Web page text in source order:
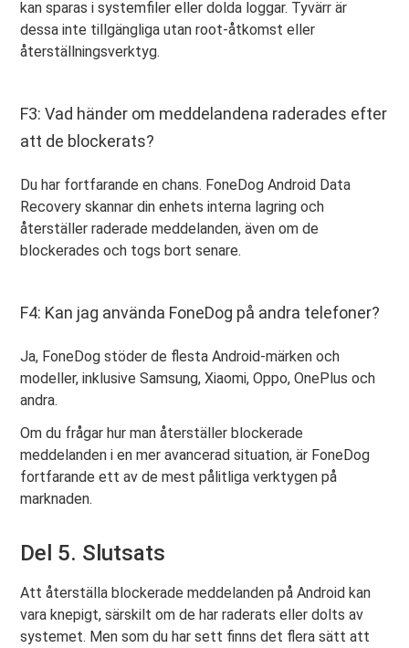
kan sparas i systemfiler eller dolda loggar. Tyvärr är
dessa inte tillgängliga utan root-åtkomst eller
återställningsverktyg.
F3: Vad händer om meddelandena raderades efter
att de blockerats?
Du har fortfarande en chans. FoneDog Android Data
Recovery skannar din enhets interna lagring och
återställer raderade meddelanden, även om de
blockerades och togs bort senare.
F4: Kan jag använda FoneDog på andra telefoner?
Ja, FoneDog stöder de flesta Android-märken och
modeller, inklusive Samsung, Xiaomi, Oppo, OnePlus och
andra.
Om du frågar hur man återställer blockerade
meddelanden i en mer avancerad situation, är FoneDog
fortfarande ett av de mest pålitliga verktygen på
marknaden.
Del 5. Slutsats
Att återställa blockerade meddelanden på Android kan
vara knepigt, särskilt om de har raderats eller dolts av
systemet. Men som du har sett finns det flera sätt att